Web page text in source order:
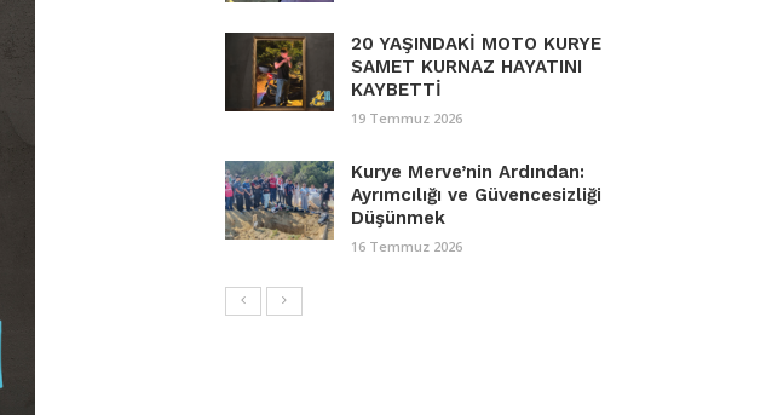
20 YAŞINDAKİ MOTO KURYE
SAMET KURNAZ HAYATINI
KAYBETTİ
19 Temmuz 2026
Kurye Merve’nin Ardından:
Ayrımcılığı ve Güvencesizliği
Düşünmek
16 Temmuz 2026